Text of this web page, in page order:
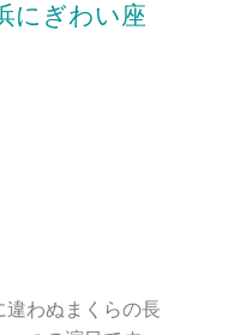
にぎわい座
わぬまくらの長